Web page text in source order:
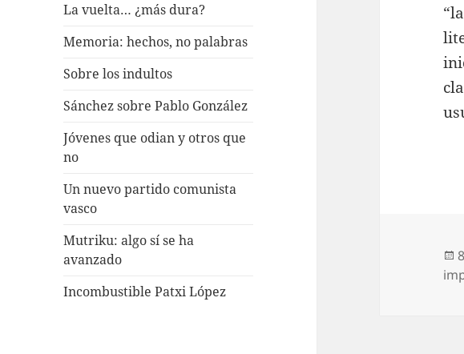
La vuelta… ¿más dura?
Memoria: hechos, no palabras
Sobre los indultos
Sánchez sobre Pablo González
Jóvenes que odian y otros que
no
Un nuevo partido comunista
vasco
Mutriku: algo sí se ha
avanzado
Incombustible Patxi López